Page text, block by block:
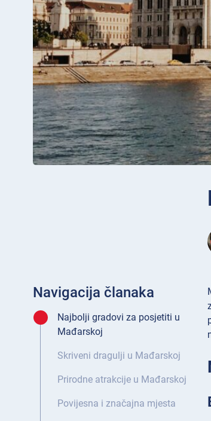
Navigacija članaka
Najbolji gradovi za posjetiti u
Mađarskoj
Skriveni dragulji u Mađarskoj
Prirodne atrakcije u Mađarskoj
Povijesna i značajna mjesta